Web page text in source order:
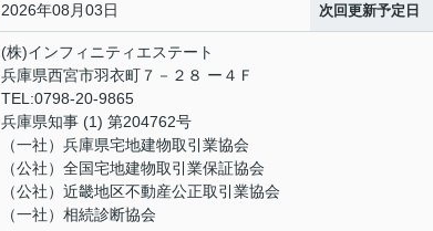
2026年08月03日 次回更新予定日
(株)インフィニティエステート
兵庫県西宮市羽衣町７－２８ ー４Ｆ
TEL:0798-20-9865
兵庫県知事 (1) 第204762号
（一社）兵庫県宅地建物取引業協会
（公社）全国宅地建物取引業保証協会
（公社）近畿地区不動産公正取引業協会
（一社）相続診断協会